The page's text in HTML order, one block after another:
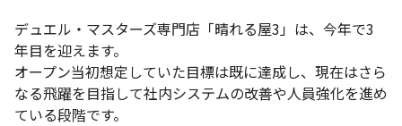
デュエル・マスターズ専門店「晴れる屋3」は、今年で3
年目を迎えます。
オープン当初想定していた目標は既に達成し、現在はさら
なる飛躍を目指して社内システムの改善や人員強化を進め
ている段階です。